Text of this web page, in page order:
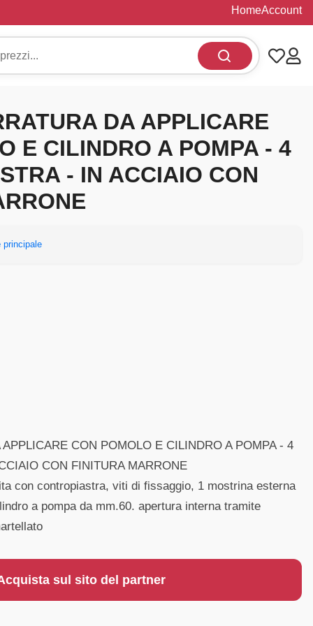
HomeAccount
DA APPLICARE
E CILINDRO A POMPA - 4
- IN ACCIAIO CON
principale
CON POMOLO E CILINDRO A POMPA - 4
CON FINITURA MARRONE
con contropiastra, viti di fissaggio, 1 mostrina esterna
a pompa da mm.60. apertura interna tramite
sul sito del partner